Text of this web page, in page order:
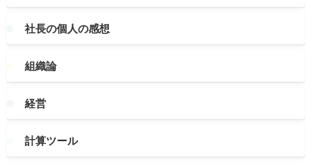
社長の個人の感想
組織論
経営
計算ツール